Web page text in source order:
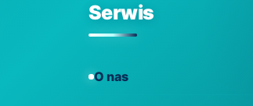
Serwis
O nas